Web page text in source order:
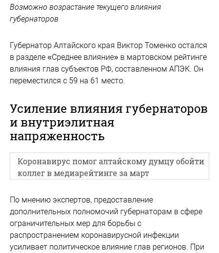
Возможно возрастание текущего влияния
губернаторов
Губернатор Алтайского края Виктор Томенко остался
в разделе «Среднее влияние» в мартовском рейтинге
влияния глав субъектов РФ, составленном АПЭК. Он
переместился с 59 на 61 место.
Усиление влияния губернаторов
и внутриэлитная
напряженность
Коронавирус помог алтайскому думцу обойти
коллег в медиарейтинге за март
По мнению экспертов, предоставление
дополнительных полномочий губернаторам в сфере
ограничительных мер для борьбы с
распространением коронавирусной инфекции
усиливает политическое влияние глав регионов. При